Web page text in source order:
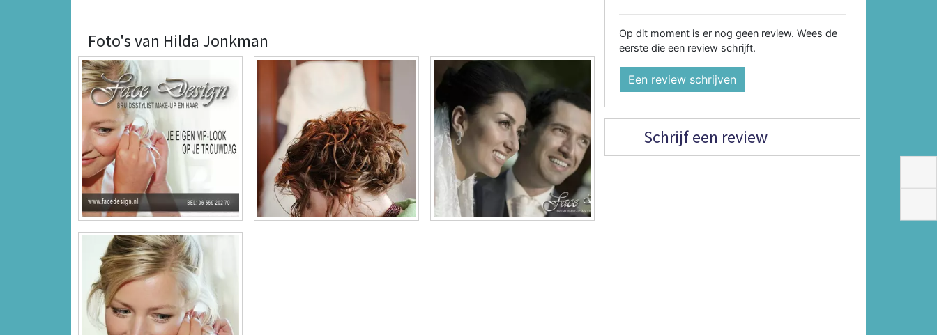
Foto's van Hilda Jonkman
Op dit moment is er nog geen review. Wees de
eerste die een review schrijft.
Een review schrijven
Schrijf een review